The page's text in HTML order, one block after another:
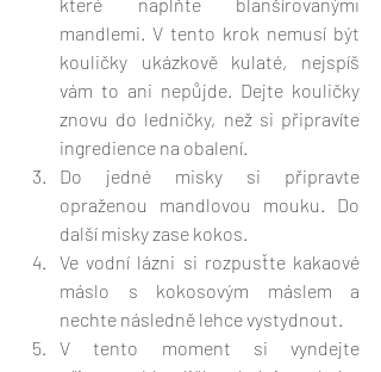
které naplňte blanšírovanými
mandlemi. V tento krok nemusí být
kouličky ukázkově kulaté, nejspíš
vám to ani nepůjde. Dejte kouličky
znovu do ledničky, než si připravíte
ingredience na obalení.
Do jedné misky si připravte
opraženou mandlovou mouku. Do
další misky zase kokos.
Ve vodní lázni si rozpusťte kakaové
máslo s kokosovým máslem a
nechte následně lehce vystydnout.
V tento moment si vyndejte